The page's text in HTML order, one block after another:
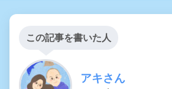
この記事を書いた人
アキさん